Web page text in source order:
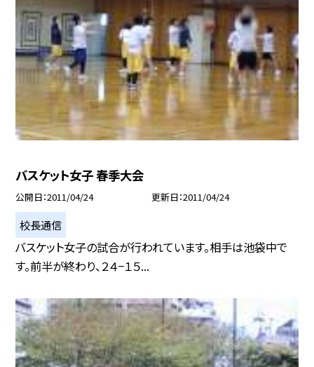
バスケット女子 春季大会
公開日 2011/04/24 更新日 2011/04/24
校長通信
バスケット女子の試合が行われています。相手は池袋中で
す。前半が終わり、２４−１５...